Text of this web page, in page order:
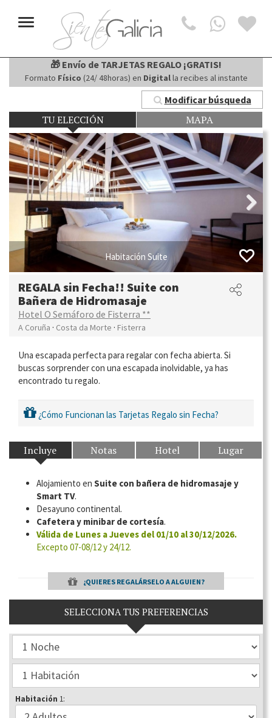
Toggle
navigation
🎁 Envío de TARJETAS REGALO ¡GRATIS!
Formato Físico (24/ 48horas) en Digitalla recibes al instante
Modificar búsqueda
TU ELECCIÓN MAPA
Habitación Suite
Next
REGALA sin Fecha!! Suite con
Bañera de Hidromasaje
Hotel O Semáforo de Fisterra **
A Coruña · Costa da Morte · Fisterra
Una escapada perfecta para regalar con fecha abierta. Si
buscas sorprender con una escapada inolvidable, ya has
encontrado tu regalo.
¿Cómo Funcionan las Tarjetas Regalo sin Fecha?
Incluye Notas Hotel Lugar
Alojamiento en Suite con bañera de hidromasaje y
Smart TV.
Desayuno continental.
Cafetera y minibar de cortesía.
Válida de Lunes a Jueves del 01/10 al 30/12/2026.
Excepto 07-08/12 y 24/12.
¿QUIERES REGALÁRSELO A ALGUIEN?
SELECCIONA TUS PREFERENCIAS
Habitación 1: